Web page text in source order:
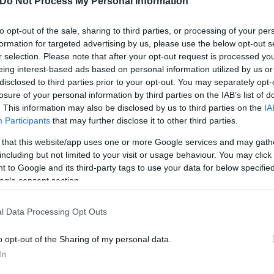
opt-out of the sale, sharing to third parties, or processing of your
for targeted advertising by us, please use the below opt-out
selection. Please note that after your opt-out request is processed
interest-based ads based on personal information utilized by us
to third parties prior to your opt-out. You may separately
of your personal information by third parties on the IAB’s list of
This information may also be disclosed by us to third parties on the
Participants that may further disclose it to other third parties.
that this website/app uses one or more Google services and may
but not limited to your visit or usage behaviour. You may
to Google and its third-party tags to use your data for below
consent section.
Data Processing Opt Outs
opt-out of the Sharing of my personal data.
έχουν στρατιωτική εμπειρία ή τις
επιστράτευσης ανθρώπων μεγάλων σε
(Διαβάστε εδώ)
χώρα. Αυξημένη συρροή καταγράφεται στα
αυξήθηκαν κατακόρυφα και τα αεροπορικά
την έξοδο από τη χώρα των ανδρών
«Δεν ξέρω τίποτα για αυτό. Δεν έχουν